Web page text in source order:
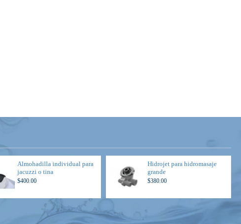
Almohadilla individual para
jacuzzi o tina
$400.00
Hidrojet para hidromasaje
grande
$380.00